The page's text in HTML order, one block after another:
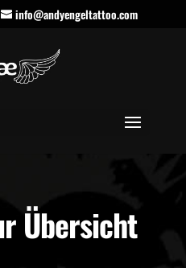
info@andyengeltattoo.com
Übersicht